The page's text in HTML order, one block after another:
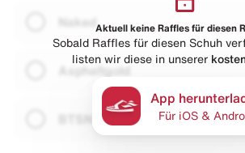
Naked
Asphaltgold
Aktuell keine Raffles für diesen
Sobald Raffles für diesen Schuh
listen wir diese in unserer
App
Für iOS &